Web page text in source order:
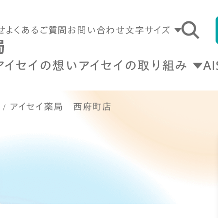
よくあるご質問 お問い合わせ文字サイズ
イセイの想い アイセイの取り組み
アイセイ薬局 西府町店